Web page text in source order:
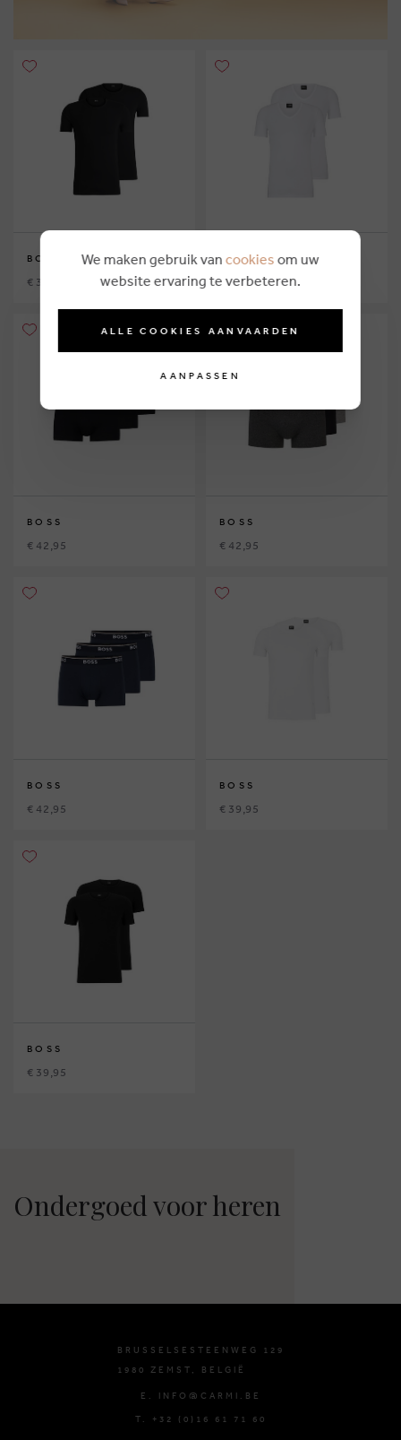
BOSS
€ 34,95
BOSS
€ 39,95
BOSS
€ 42,95
BOSS
€ 42,95
BOSS
€ 42,95
BOSS
€ 39,95
BOSS
€ 39,95
Ondergoed voor heren
BRUSSELSESTEENWEG 129
1980 ZEMST, BELGIË
E. INFO@CARMI.BE
T. +32 (0)16 61 71 60
We maken gebruik van cookies om uw
website ervaring te verbeteren.
ALLE COOKIES AANVAARDEN
AANPASSEN